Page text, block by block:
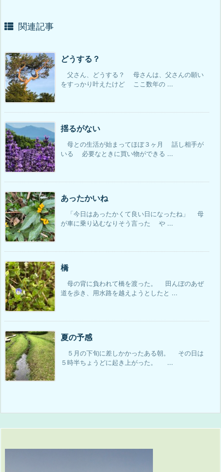
関連記事
どうする？
父さん、どうする？ 母さんは、父さんの願い
をすっかり叶えたけど ここ数年の ...
揺るがない
母との生活が始まってほぼ３ヶ月 話し相手が
いる 必要なときに買い物ができる ...
あったかいね
「今日はあったかくて良い日になったね」 母
が車に乗り込むなりそう言った や ...
橋
母の背に負われて橋を渡った。 田んぼのあぜ
道を歩き、用水路を越えようとしたと ...
夏の予感
５月の下旬に差しかかったある朝。 その日は
５時半ちょうどに起き上がった。 ...